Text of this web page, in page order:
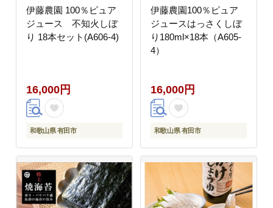
伊藤農園 100％ピュア
ジュース 不知火しぼ
り 18本セット(A606-4)
16,000円
和歌山県 有田市
伊藤農園100％ピュア
ジュースはっさくしぼ
り180ml×18本（A605-
4）
16,000円
和歌山県 有田市